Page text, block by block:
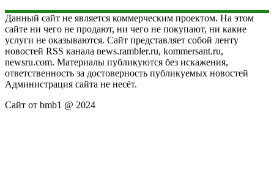
Данный сайт не является коммерческим проектом. На этом
сайте ни чего не продают, ни чего не покупают, ни какие
услуги не оказываются. Сайт представляет собой ленту
новостей RSS канала news.rambler.ru, kommersant.ru,
newsru.com. Материалы публикуются без искажения,
ответственность за достоверность публикуемых новостей
Администрация сайта не несёт.
Сайт от bmb1 @ 2024